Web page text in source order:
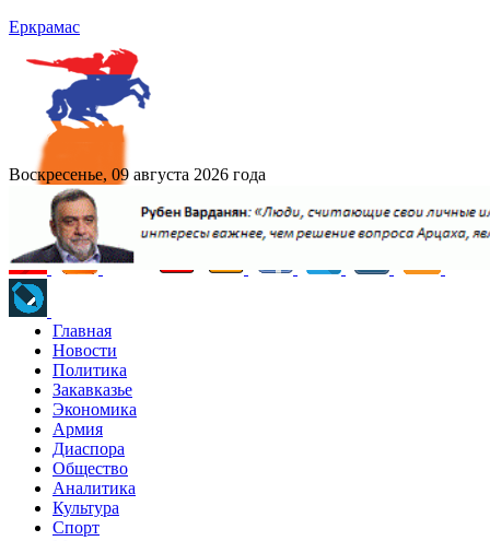
Еркрамас
Воскресенье, 09 августа 2026 года
Главная
Новости
Политика
Закавказье
Экономика
Армия
Диаспора
Общество
Аналитика
Культура
Спорт